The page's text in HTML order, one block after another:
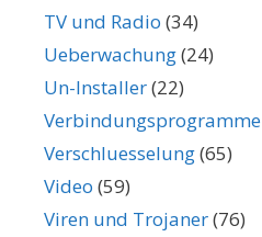
TV und Radio (34)
Ueberwachung(24)
Un-Installer(22)
Verbindungsprogramme
Verschluesselung(65)
Video (59)
Viren und Trojaner(76)